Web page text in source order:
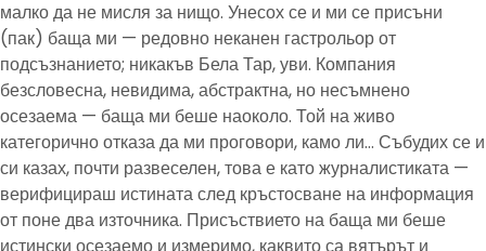
малко да не мисля за нищо. Унесох се и ми се присъни
(пак) баща ми — редовно неканен гастрольор от
подсъзнанието; никакъв Бела Тар, уви. Компания
безсловесна, невидима, абстрактна, но несъмнено
осезаема — баща ми беше наоколо. Той на живо
категорично отказа да ми проговори, камо ли… Събудих се и
си казах, почти развеселен, това е като журналистиката —
верифицираш истината след кръстосване на информация
от поне два източника. Присъствието на баща ми беше